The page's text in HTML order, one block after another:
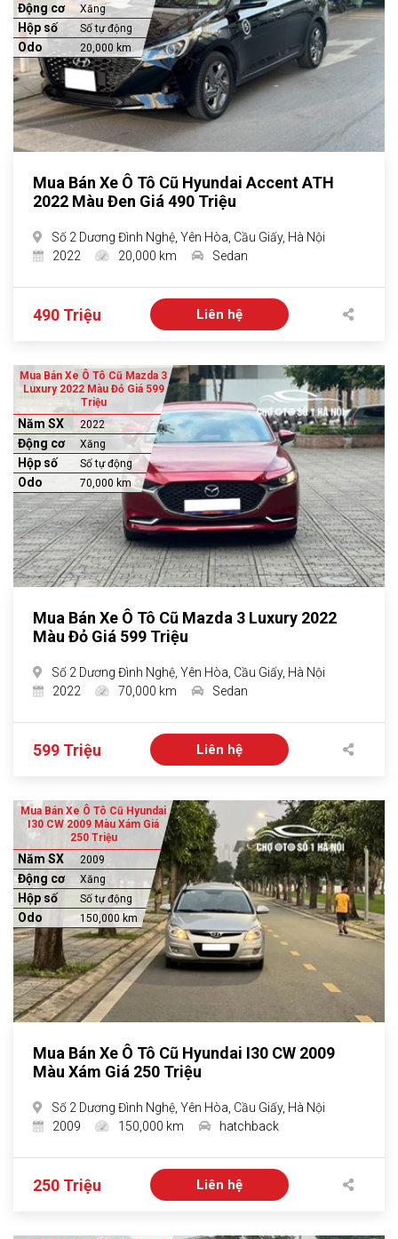
Động cơ Xăng
Hộp số Số tự động
Odo 20,000 km
Mua Bán Xe Ô Tô Cũ Hyundai Accent ATH
2022 Màu Đen Giá 490 Triệu
Số 2 Dương Đình Nghệ, Yên Hòa, Cầu Giấy, Hà Nội
2022
20,000 km Sedan
490 Triệu Liên hệ
Mua Bán Xe Ô Tô Cũ Mazda 3
Luxury 2022 Màu Đỏ Giá 599
Triệu
Năm SX 2022
Động cơ Xăng
Hộp số Số tự động
Odo 70,000 km
Mua Bán Xe Ô Tô Cũ Mazda 3 Luxury 2022
Màu Đỏ Giá 599 Triệu
Số 2 Dương Đình Nghệ, Yên Hòa, Cầu Giấy, Hà Nội
2022
70,000 km Sedan
599 Triệu Liên hệ
Mua Bán Xe Ô Tô Cũ Hyundai
I30 CW 2009 Màu Xám Giá
250 Triệu
Năm SX 2009
Động cơ Xăng
Hộp số Số tự động
Odo 150,000 km
Mua Bán Xe Ô Tô Cũ Hyundai I30 CW 2009
Màu Xám Giá 250 Triệu
Số 2 Dương Đình Nghệ, Yên Hòa, Cầu Giấy, Hà Nội
2009
150,000 km hatchback
250 Triệu Liên hệ